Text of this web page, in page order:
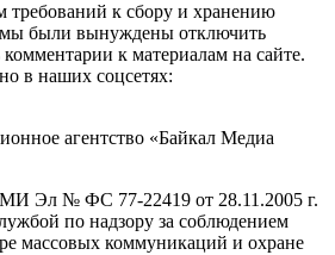
требований к сбору и хранению
были вынуждены отключить
комментарии к материалам на сайте.
в наших соцсетях:
агентство «Байкал Медиа
Эл № ФС 77-22419 от 28.11.2005 г.
по надзору за соблюдением
массовых коммуникаций и охране